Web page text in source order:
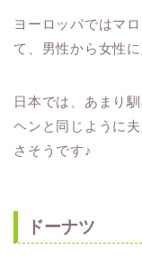
ヨーロッパではマ
て、男性から女性
日本では、あまり
ヘンと同じように
さそうです♪
ドーナツ